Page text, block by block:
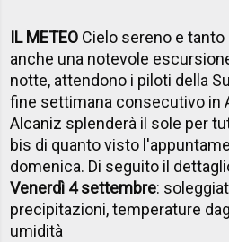
IL METEO Cielo sereno e
anche una notevole
notte, attendono i piloti della
fine settimana consecutivo in
Alcaniz splenderà il sole per
bis di quanto visto
domenica. Di seguito il
Venerdì 4 settembre:
precipitazioni, temperature
umidità